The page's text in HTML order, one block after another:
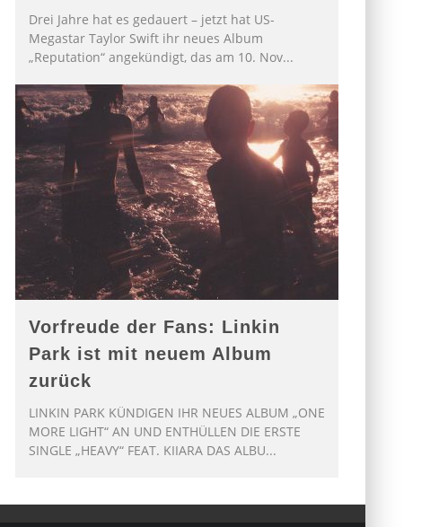
Drei Jahre hat es gedauert – jetzt hat US-
Megastar Taylor Swift ihr neues Album
„Reputation“ angekündigt, das am 10. Nov...
Vorfreude der Fans: Linkin
Park ist mit neuem Album
zurück
LINKIN PARK KÜNDIGEN IHR NEUES ALBUM „ONE
MORE LIGHT“ AN UND ENTHÜLLEN DIE ERSTE
SINGLE „HEAVY“ FEAT. KIIARA DAS ALBU...